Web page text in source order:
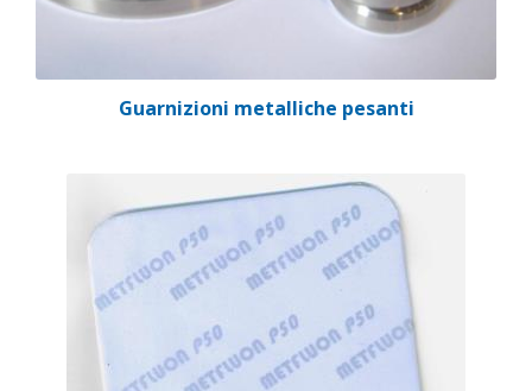
Guarnizioni metalliche pesanti